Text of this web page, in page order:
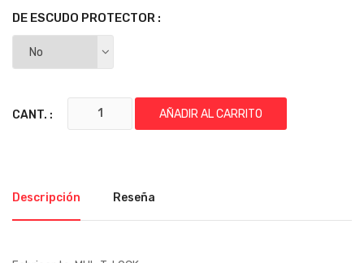
DE ESCUDO PROTECTOR :
CANT. : AÑADIR AL CARRITO
Descripción Reseña